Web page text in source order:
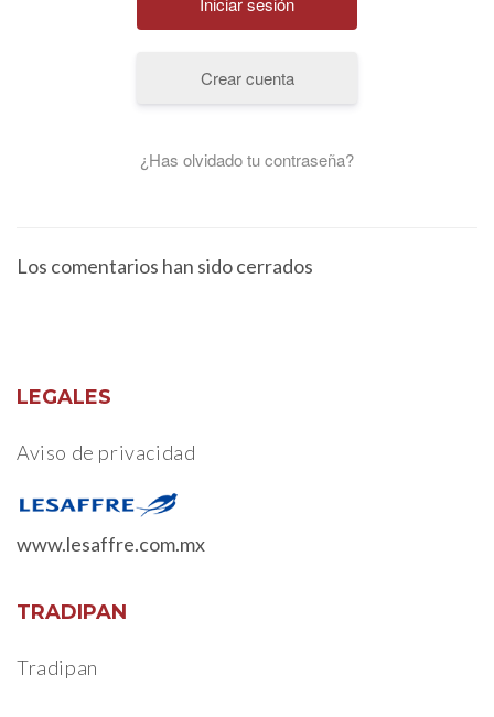
Crear cuenta
¿Has olvidado tu contraseña?
Los comentarios han sido cerrados
LEGALES
Aviso de privacidad
www.lesaffre.com.mx
TRADIPAN
Tradipan